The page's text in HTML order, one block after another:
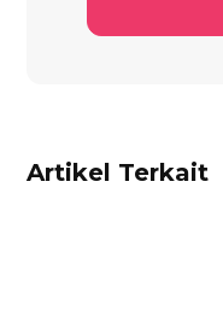
Artikel Terkait